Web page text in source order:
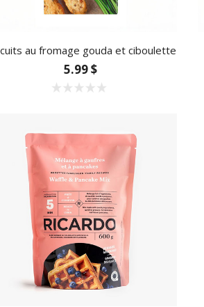
au fromage gouda et ciboulette
5.99 $